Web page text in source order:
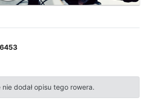
nie dodał opisu tego rowera.